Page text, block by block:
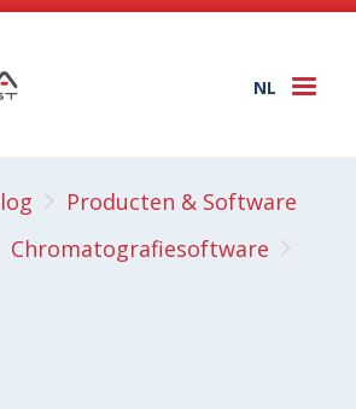
NL
Producten & Software
Chromatografiesoftware